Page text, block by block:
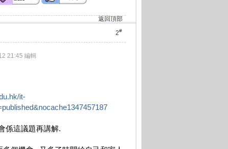
返回頂部
2#
21:45 編輯
it-
係這議題再講解.